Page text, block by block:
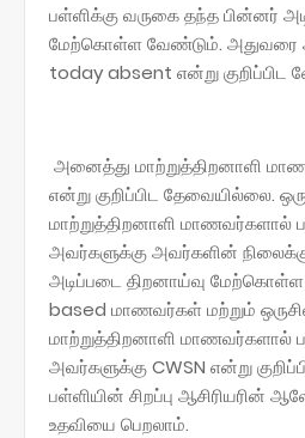
பள்ளிக்கு வருகை தந்த பின்னர்
மேற்கொள்ள வேண்டும். அதுவரை
today absent என்று குறிப்பிட
அனைத்து மாற்றுத்திறனாளி
என்று குறிப்பிட தேவையில்லை.
மாற்றுத்திறனாளி மாணவர்களால்
அவர்களுக்கு அவர்களின்
அடிப்படை திறனாய்வு
based மாணவர்கள் மற்றும்
மாற்றுத்திறனாளி மாணவர்களால்
அவர்களுக்கு CWSN என்று
பள்ளியின் சிறப்பு ஆசிரியரின்
உதவியை பெறலாம்.